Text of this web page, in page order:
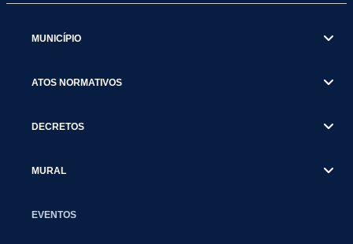
MUNICÍPIO
ATOS NORMATIVOS
DECRETOS
MURAL
EVENTOS